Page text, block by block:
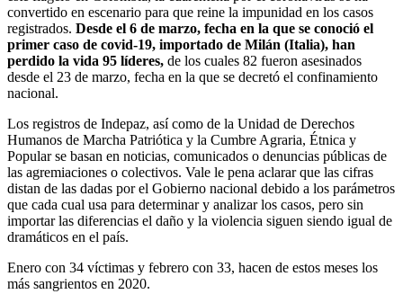
convertido en escenario para que reine la impunidad en los casos
registrados. Desde el 6 de marzo, fecha en la que se conoció el
primer caso de covid-19, importado de Milán (Italia), han
perdido la vida 95 líderes, de los cuales 82 fueron asesinados
desde el 23 de marzo, fecha en la que se decretó el confinamiento
nacional.
Los registros de Indepaz, así como de la Unidad de Derechos
Humanos de Marcha Patriótica y la Cumbre Agraria, Étnica y
Popular se basan en noticias, comunicados o denuncias públicas de
las agremiaciones o colectivos. Vale le pena aclarar que las cifras
distan de las dadas por el Gobierno nacional debido a los parámetros
que cada cual usa para determinar y analizar los casos, pero sin
importar las diferencias el daño y la violencia siguen siendo igual de
dramáticos en el país.
Enero con 34 víctimas y febrero con 33, hacen de estos meses los
más sangrientos en 2020.